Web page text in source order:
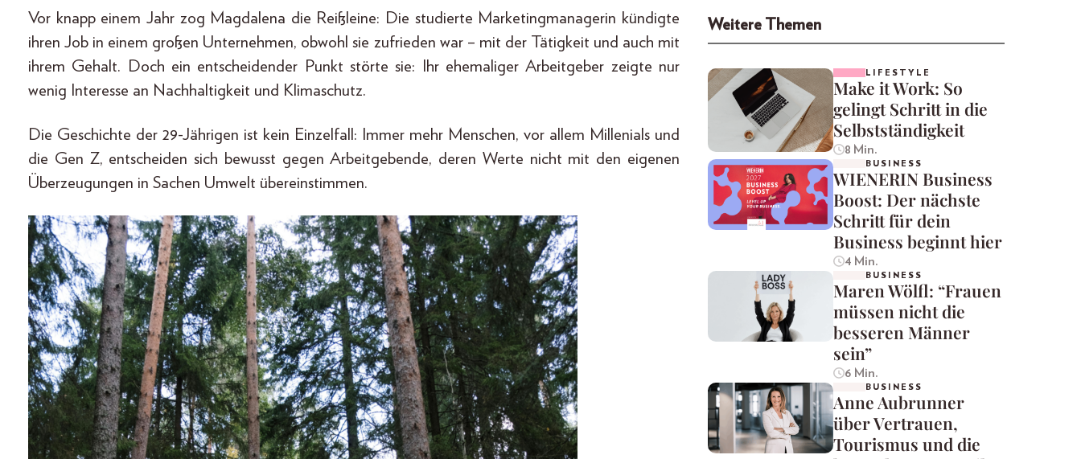
Vor knapp einem Jahr zog Magdalena die Reißleine: Die studierte Marketingmanagerin kündigte
ihren Job in einem großen Unternehmen, obwohl sie zufrieden war – mit der Tätigkeit und auch mit
ihrem Gehalt. Doch ein entscheidender Punkt störte sie: Ihr ehemaliger Arbeitgeber zeigte nur
wenig Interesse an Nachhaltigkeit und Klimaschutz.
Die Geschichte der 29-Jährigen ist kein Einzelfall: Immer mehr Menschen, vor allem Millenials und
die Gen Z, entscheiden sich bewusst gegen Arbeitgebende, deren Werte nicht mit den eigenen
Überzeugungen in Sachen Umwelt übereinstimmen.
Weitere Themen
LIFESTYLE
Make it Work: So
gelingt Schritt in die
Selbstständigkeit
8 Min.
BUSINESS
WIENERIN Business
Boost: Der nächste
Schritt für dein
Business beginnt hier
4 Min.
BUSINESS
Maren Wölfl: “Frauen
müssen nicht die
besseren Männer
sein”
6 Min.
BUSINESS
Anne Aubrunner
über Vertrauen,
Tourismus und die